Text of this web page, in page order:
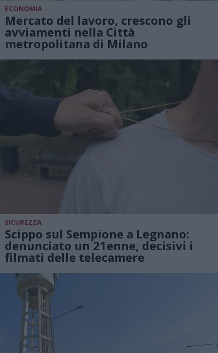
ECONOMIA
Mercato del lavoro, crescono gli
avviamenti nella Città
metropolitana di Milano
SICUREZZA
Scippo sul Sempione a Legnano:
denunciato un 21enne, decisivi i
filmati delle telecamere